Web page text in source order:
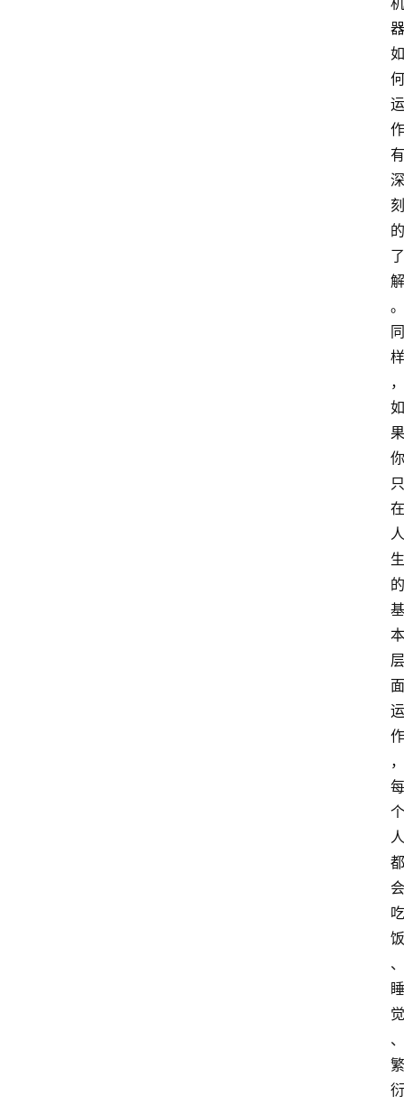
器
如
何
运
作
有
深
刻
的
了
解
。
同
样
，
如
果
你
只
在
人
生
的
基
本
层
面
运
作
，
每
个
人
都
会
吃
饭
、
睡
觉
、
繁
衍